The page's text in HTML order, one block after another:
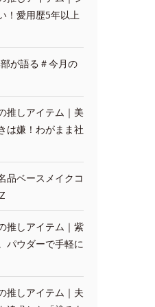
！愛用歴5年以上
が語る＃今月の
推しアイテム｜美
は嫌！わがまま社
品ベースメイクコ
推しアイテム｜紫
パウダーで手軽に
推しアイテム｜夫